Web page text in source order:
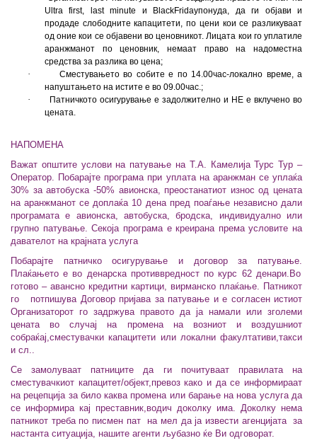
Ultra first, last minute и
BlackFridayпонуда, да ги објави и
продаде слободните капацитети, по цени кои се разликуваат
од оние кои се објавени во ценовникот. Лицата кои го уплатиле
аранжманот по ценовник, немаат право на надоместна
средства за разлика во цена;
·
Сместувањето во собите е по 14.00час-локално време, а
напуштањето на истите е во 09.00час.;
·
Патничкото осигурување е задолжително и НЕ е вклучено во
цената.
НАПОМЕНА
Важат општите услови на патување на Т.А. Камелија Турс Тур –
Оператор. Побарајте програма при уплата на аранжман се уплаќа
30% за автобуска -50% авионска, преостанатиот износ од цената
на аранжманот се доплаќа 10 дена пред поаѓање независно дали
програмата е авионска, автобуска, бродска, индивидуално или
групно патување. Секоја програма е креирана према условите на
давателот на крајната услуга
Побарајте патничко осигурување и договор за патување.
Плаќањето е во денарска противвредност по курс 62 денари.Во
готово – авансно кредитни картици, вирманско плаќање. Патникот
го потпишува Договор пријава за патување и е согласен истиот
Организаторот го задржува правото да ја намали или зголеми
цената во случај на промена на возниот и воздушниот
собраќај,сместувачки капацитети или локални факултативи,такси
и сл..
Се замолуваат патниците да ги почитуваат правилата на
сместувачкиот капацитет/објект,превоз како и да се информираат
на рецепција за било каква промена или барање на нова услуга да
се информира кај преставник,водич доколку има. Доколку нема
патникот треба по писмен пат на мел да ја извести агенцијата за
настанта ситуација, нашите агенти љубазно ќе Ви одговорат.